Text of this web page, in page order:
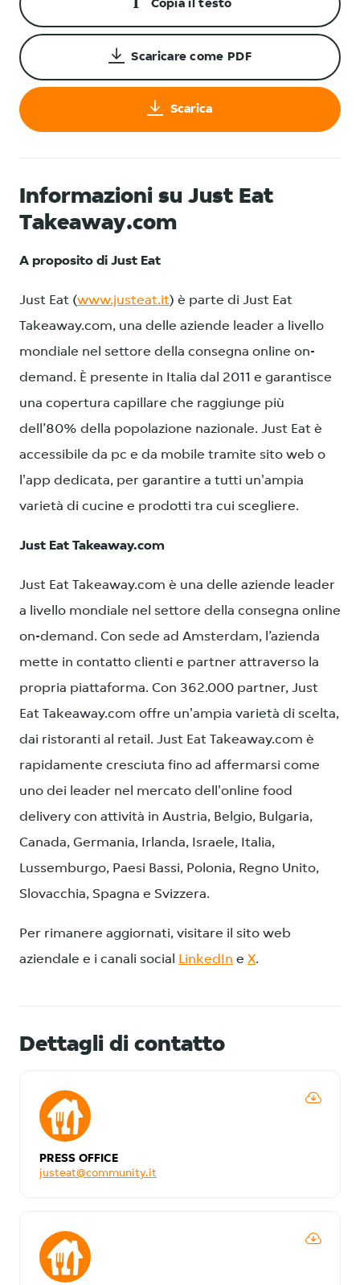
Copia il testo
Scaricare come PDF
Scarica
Informazioni su Just Eat
Takeaway.com
A proposito di Just Eat
Just Eat (www.justeat.it) è parte di Just Eat
Takeaway.com, una delle aziende leader a livello
mondiale nel settore della consegna online on-
demand. È presente in Italia dal 2011 e garantisce
una copertura capillare che raggiunge più
dell’80% della popolazione nazionale. Just Eat è
accessibile da pc e da mobile tramite sito web o
l'app dedicata, per garantire a tutti un'ampia
varietà di cucine e prodotti tra cui scegliere.
Just Eat Takeaway.com
Just Eat Takeaway.com è una delle aziende leader
a livello mondiale nel settore della consegna online
on-demand. Con sede ad Amsterdam, l’azienda
mette in contatto clienti e partner attraverso la
propria piattaforma. Con 362.000 partner, Just
Eat Takeaway.com offre un'ampia varietà di scelta,
dai ristoranti al retail. Just Eat Takeaway.com è
rapidamente cresciuta fino ad affermarsi come
uno dei leader nel mercato dell'online food
delivery con attività in Austria, Belgio, Bulgaria,
Canada, Germania, Irlanda, Israele, Italia,
Lussemburgo, Paesi Bassi, Polonia, Regno Unito,
Slovacchia, Spagna e Svizzera.
Per rimanere aggiornati, visitare il sito web
aziendale e i canali social
LinkedIn e X.
Dettagli di contatto
PRESS OFFICE
justeat@community.it